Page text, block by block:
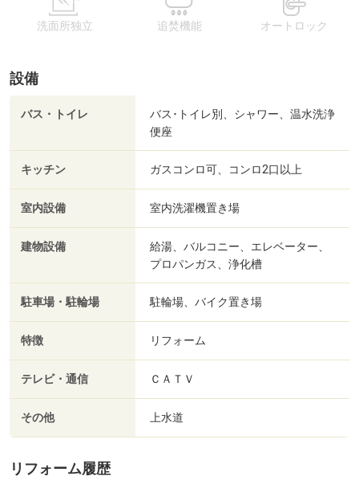
洗面所独立 追焚機能 オートロック
設備
バス・トイレ
バス･トイレ別、シャワー、温水洗浄
便座
キッチン ガスコンロ可、コンロ2口以上
室内設備 室内洗濯機置き場
建物設備
給湯、バルコニー、エレベーター、
プロパンガス、浄化槽
駐車場・駐輪場 駐輪場、バイク置き場
特徴 リフォーム
テレビ・通信 ＣＡＴＶ
その他 上水道
リフォーム履歴